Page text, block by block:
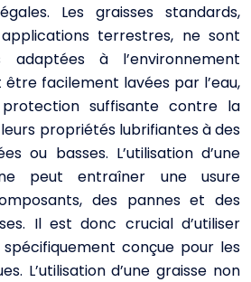
Les graisses standards,
terrestres, ne sont
adaptées à l’environnement
être facilement lavées par l’eau,
suffisante contre la
propriétés lubrifiantes à des
ou basses. L’utilisation d’une
peut entraîner une usure
des pannes et des
Il est donc crucial d’utiliser
conçue pour les
L’utilisation d’une graisse non